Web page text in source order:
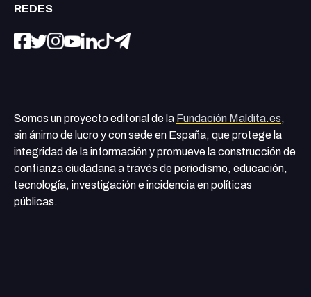
REDES
Somos un proyecto editorial de la Fundación Maldita.es,
sin ánimo de lucro y con sede en España, que protege la
integridad de la información y promueve la construcción de
confianza ciudadana a través de periodismo, educación,
tecnología, investigación e incidencia en políticas
públicas.